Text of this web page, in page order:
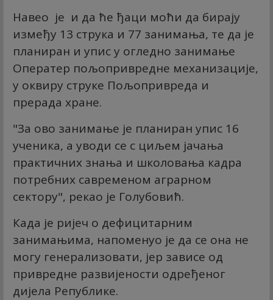
Навео је и да ће ђаци моћи да бирају
између 13 струка и 77 занимања, те да је
планиран и упис у огледно занимање
Оператер пољопривредне механизације,
у оквиру струке Пољопривреда и
прерада хране.
"За ово занимање је планиран упис 16
ученика, а уводи се с циљем јачања
практичних знања и школовања кадра
потребних савременом аграрном
сектору", рекао је Голубовић.
Када је ријеч о дефицитарним
занимањима, напоменуо је да се она не
могу генерализовати, јер зависе од
привредне развијености одређеног
дијела Републике.